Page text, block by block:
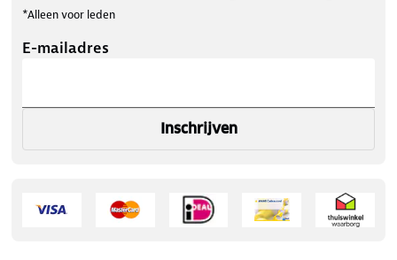
*Alleen voor leden
E-mailadres
Inschrijven